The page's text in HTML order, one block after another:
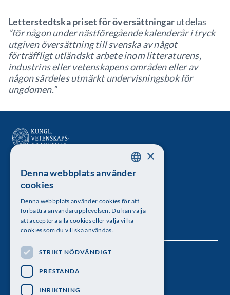
Letterstedtska priset för översättningarutdelas
”för någon under nästföregående kalenderår i tryck
utgiven översättning till svenska av något
förträffligt utländskt arbete inom litteraturens,
industrins eller vetenskapens områden eller av
någon särdeles utmärkt undervisningsbok för
ungdomen.”
Kungl. Vetenskapsakademien
Besöksadress: Lilla Frescativägen 4A
Telefon: 08-673 95 00
Följ oss
SWEDISH
×
Denna webbplats använder
cookies
Denna webbplats använder cookies för att
förbättra användarupplevelsen. Du kan välja
att acceptera alla cookies eller välja vilka
cookies som du vill ska användas.
STRIKT NÖDVÄNDIGT
PRESTANDA
INRIKTNING